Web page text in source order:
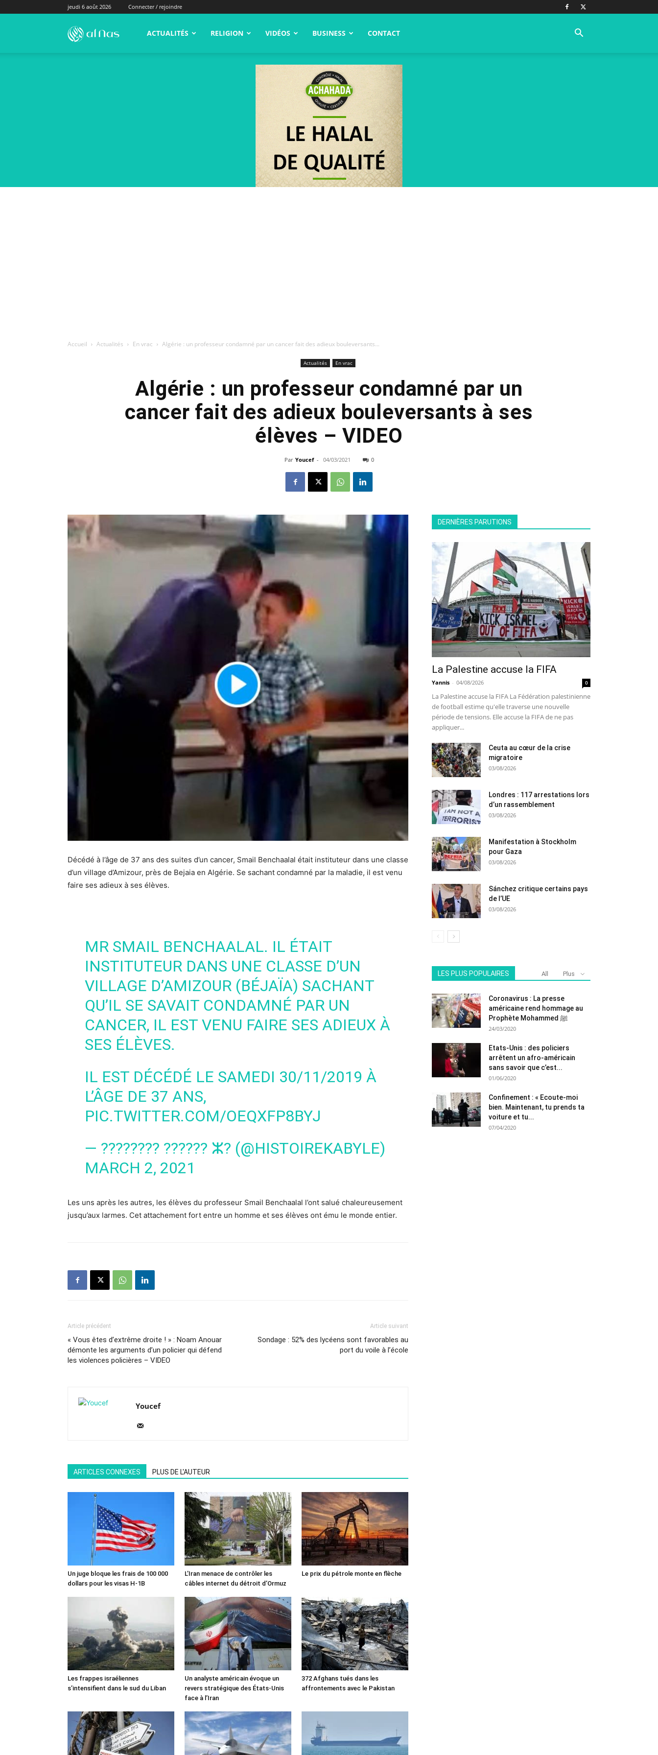
jeudi 6 août 2026 Connecter / rejoindre
alNas.fr ACTUALITÉS RELIGION VIDÉOS BUSINESS CONTACT
Accueil Actualités En vrac Algérie : un professeur condamné par un cancer fait des adieux bouleversants...
Actualités En vrac
Algérie : un professeur condamné par un
cancer fait des adieux bouleversants à ses
élèves – VIDEO
Par Youcef - 04/03/2021 0
Décédé à l’âge de 37 ans des suites d’un cancer, Smail Benchaalal était instituteur dans une classe
d’un village d’Amizour, près de Bejaia en Algérie. Se sachant condamné par la maladie, il est venu
faire ses adieux à ses élèves.
MR SMAIL BENCHAALAL. IL ÉTAIT
INSTITUTEUR DANS UNE CLASSE D’UN
VILLAGE D’AMIZOUR (BÉJAÏA) SACHANT
QU’IL SE SAVAIT CONDAMNÉ PAR UN
CANCER, IL EST VENU FAIRE SES ADIEUX À
SES ÉLÈVES.
IL EST DÉCÉDÉ LE SAMEDI 30/11/2019 À
L’ÂGE DE 37 ANS,
PIC.TWITTER.COM/OEQXFP8BYJ
— ???????? ?????? ⵣ? (@HISTOIREKABYLE)
MARCH 2, 2021
Les uns après les autres, les élèves du professeur Smail Benchaalal l’ont salué chaleureusement
jusqu’aux larmes. Cet attachement fort entre un homme et ses élèves ont ému le monde entier.
Article précédent
« Vous êtes d’extrême droite ! » : Noam Anouar
démonte les arguments d’un policier qui défend
les violences policières – VIDEO
Article suivant
Sondage : 52% des lycéens sont favorables au
port du voile à l’école
Youcef
ARTICLES CONNEXES PLUS DE L'AUTEUR
Un juge bloque les frais de 100 000
dollars pour les visas H-1B
L’Iran menace de contrôler les
câbles internet du détroit d’Ormuz
Le prix du pétrole monte en flèche
Les frappes israéliennes
s’intensifient dans le sud du Liban
Un analyste américain évoque un
revers stratégique des États-Unis
face à l’Iran
372 Afghans tués dans les
affrontements avec le Pakistan
DERNIÈRES PARUTIONS
La Palestine accuse la FIFA
Yannis - 04/08/2026 0
La Palestine accuse la FIFA La Fédération palestinienne
de football estime qu'elle traverse une nouvelle
période de tensions. Elle accuse la FIFA de ne pas
appliquer...
Ceuta au cœur de la crise
migratoire
03/08/2026
Londres : 117 arrestations lors
d’un rassemblement
03/08/2026
Manifestation à Stockholm
pour Gaza
03/08/2026
Sánchez critique certains pays
de l’UE
03/08/2026
LES PLUS POPULAIRES All Plus
Coronavirus : La presse
américaine rend hommage au
Prophète Mohammed ﷺ
24/03/2020
Etats-Unis : des policiers
arrêtent un afro-américain
sans savoir que c’est...
01/06/2020
Confinement : « Ecoute-moi
bien. Maintenant, tu prends ta
voiture et tu...
07/04/2020